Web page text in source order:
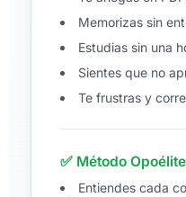
Memorizas sin
Estudias sin una
Sientes que no
Te frustras y
✅ Método Opoélite
Entiendes cada